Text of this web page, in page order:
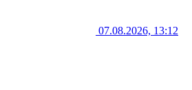
07.08.2026, 13:12